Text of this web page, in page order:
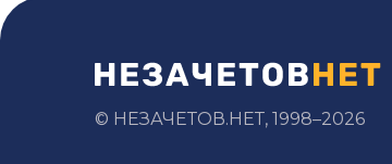
© НЕЗАЧЕТОВ.НЕТ, 1998–2026